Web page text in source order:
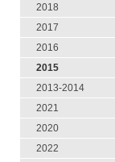
2018
2017
2016
2015
2013-2014
2021
2020
2022